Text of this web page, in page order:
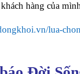
hàng của
lua-